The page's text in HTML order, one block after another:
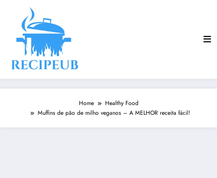
Home
Healthy Food
Muffins de pão de milho veganos – A MELHOR receita fácil!